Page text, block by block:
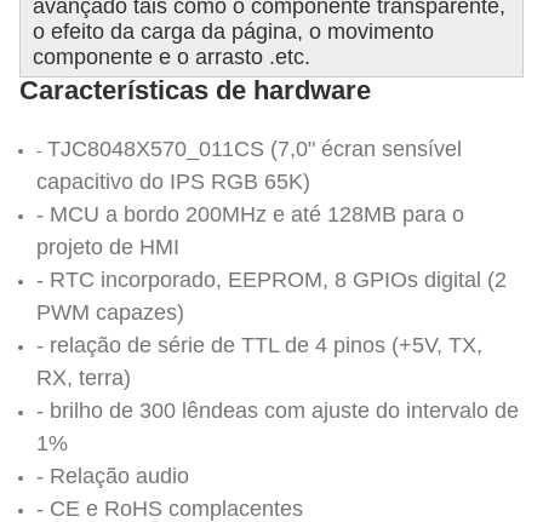
avançado tais como o componente transparente,
o efeito da carga da página, o movimento
componente e o arrasto .etc.
Características de hardware
- TJC8048X570_011CS (7,0" écran sensível
capacitivo do IPS RGB 65K)
- MCU a bordo 200MHz e até 128MB para o
projeto de HMI
- RTC incorporado, EEPROM, 8 GPIOs digital (2
PWM capazes)
- relação de série de TTL de 4 pinos (+5V, TX,
RX, terra)
- brilho de 300 lêndeas com ajuste do intervalo de
1%
- Relação audio
- CE e RoHS complacentes